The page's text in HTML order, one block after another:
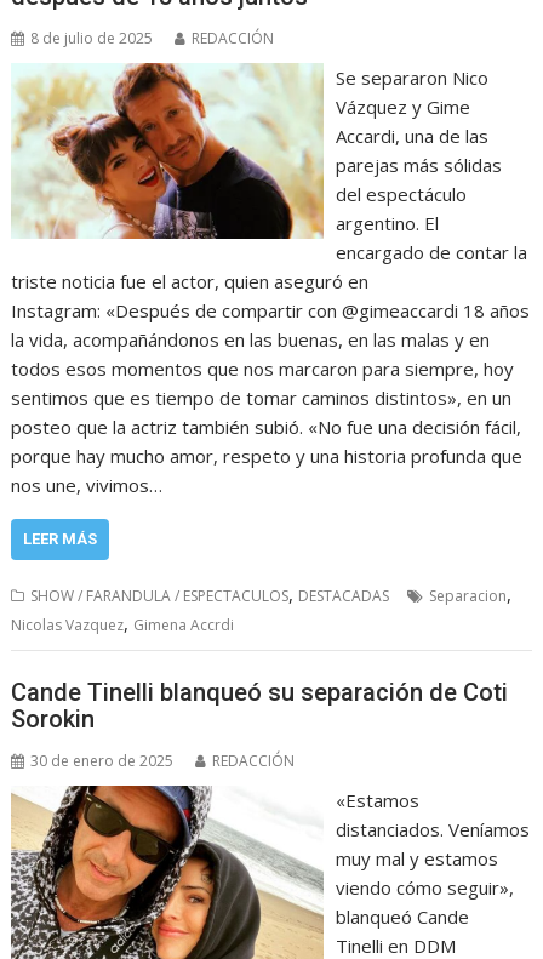
8 de julio de 2025 REDACCIÓN
Se separaron Nico
Vázquez y Gime
Accardi, una de las
parejas más sólidas
del espectáculo
argentino. El
encargado de contar la
triste noticia fue el actor, quien aseguró en
Instagram: «Después de compartir con @gimeaccardi 18 años
la vida, acompañándonos en las buenas, en las malas y en
todos esos momentos que nos marcaron para siempre, hoy
sentimos que es tiempo de tomar caminos distintos», en un
posteo que la actriz también subió. «No fue una decisión fácil,
porque hay mucho amor, respeto y una historia profunda que
nos une, vivimos…
LEER MÁS
SHOW / FARANDULA / ESPECTACULOS, DESTACADAS Separacion,
Nicolas Vazquez, Gimena Accrdi
Cande Tinelli blanqueó su separación de Coti
Sorokin
30 de enero de 2025 REDACCIÓN
«Estamos
distanciados. Veníamos
muy mal y estamos
viendo cómo seguir»,
blanqueó Cande
Tinelli en DDM